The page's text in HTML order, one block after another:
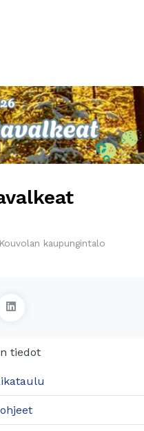
Kouvolan kaupungintalo
tiedot